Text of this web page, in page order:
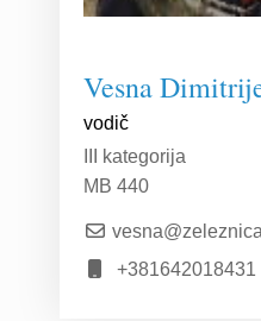
Vesna
vodič
III kategorija
MB 440
+381642018431